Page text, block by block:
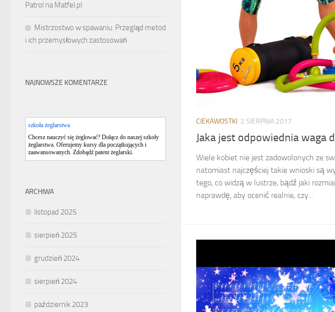
CIEKAWOSTKI 2 SIERPNIA 2017
Jaka jest odpowiednia waga
Wiele kobiet nie jest zadowolonych ze
natomiast najczęściej takie wnioski są
tego, co widzą w lustrze, bądź jaki
naprawdę, aby ocenić realnie, czy...
Patrol na Matfel.pl
Mistrzostwo w spawaniu: Przegląd metod
i ich przemysłowych zastosowań
NAJNOWSZE KOMENTARZE
szkoła żeglarstwa
Chcesz nauczyć się żeglować? Dołącz do naszej szkoły
żeglarstwa. Oferujemy kursy dla początkujących i
zaawansowanych. Zdobądź patent żeglarski.
ARCHIWA
listopad 2025
sierpień 2025
grudzień 2024
sierpień 2024
październik 2023